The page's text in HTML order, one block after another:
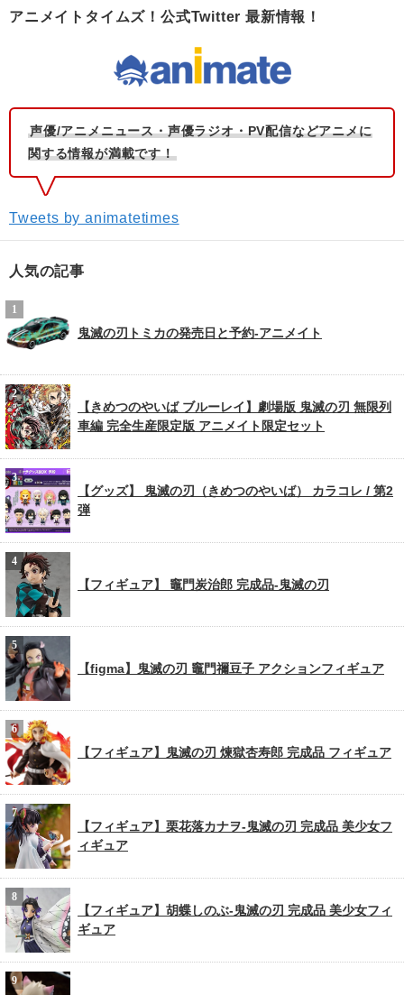
アニメイトタイムズ！公式Twitter 最新情報！
声優/アニメニュース・声優ラジオ・PV配信などアニメに
関する情報が満載です！
Tweets by animatetimes
人気の記事
鬼滅の刃トミカの発売日と予約-アニメイト
【きめつのやいば ブルーレイ】劇場版 鬼滅の刃 無限列
車編 完全生産限定版 アニメイト限定セット
【グッズ】 鬼滅の刃（きめつのやいば） カラコレ / 第2
弾
【フィギュア】 竈門炭治郎 完成品-鬼滅の刃
【figma】鬼滅の刃 竈門禰豆子 アクションフィギュア
【フィギュア】鬼滅の刃 煉獄杏寿郎 完成品 フィギュア
【フィギュア】栗花落カナヲ-鬼滅の刃 完成品 美少女フ
ィギュア
【フィギュア】胡蝶しのぶ-鬼滅の刃 完成品 美少女フィ
ギュア